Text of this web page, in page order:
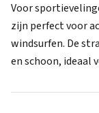
Voor
zijn perfect voor
windsurfen. De
en schoon, ideaal